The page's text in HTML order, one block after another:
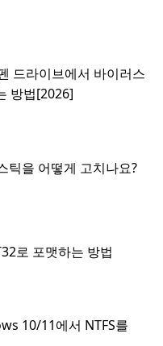
드라이브에서 바이러스
방법[2026]
틱을 어떻게 고치나요?
로 포맷하는 방법
10/11에서 NTFS를